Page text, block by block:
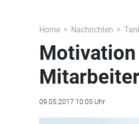
Home Nachrichten
09.05.2017 10:05 Uhr